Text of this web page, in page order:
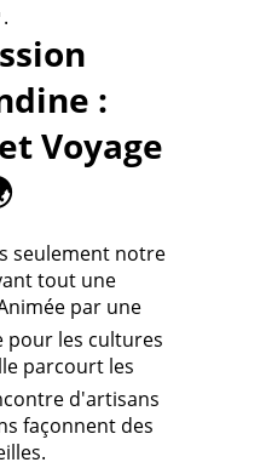
:
Voyage
seulement notre
tout une
par une
pour les cultures
parcourt les
d'artisans
façonnent des